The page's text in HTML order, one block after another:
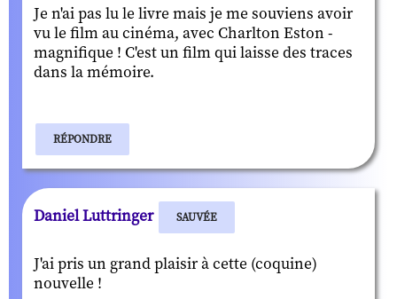
Je n'ai pas lu le livre mais je me souviens avoir
vu le film au cinéma, avec Charlton Eston -
magnifique ! C'est un film qui laisse des traces
dans la mémoire.
RÉPONDRE
Daniel Luttringer SAUVÉE
J'ai pris un grand plaisir à cette (coquine)
nouvelle !